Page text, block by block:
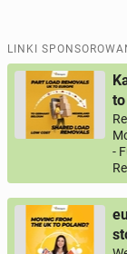
LINKI
to
-